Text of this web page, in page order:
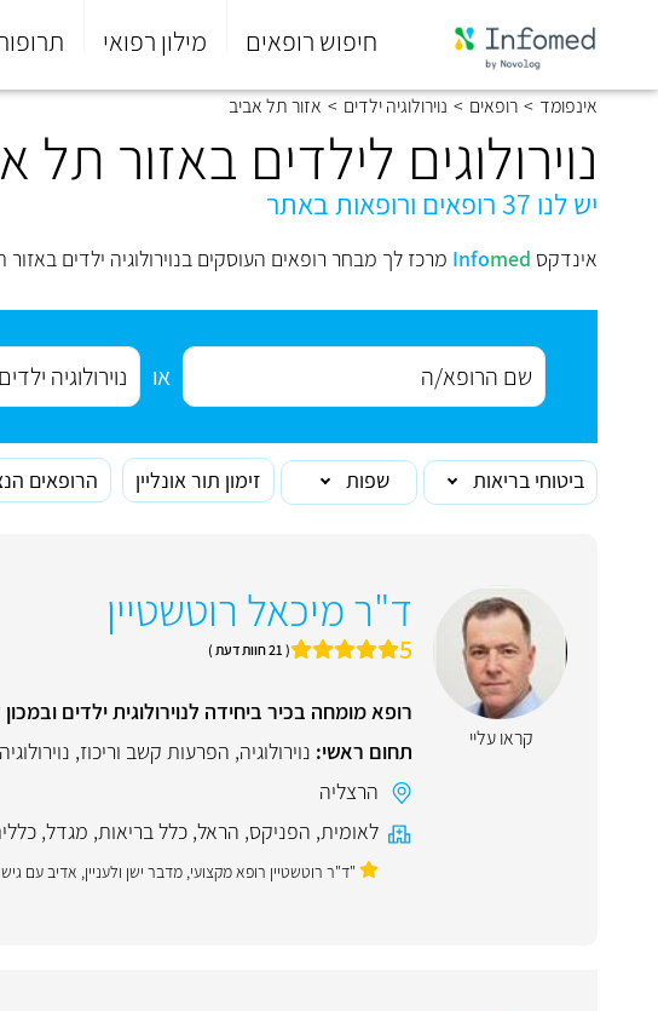
חיפוש רופאים מילון רפואי
סוף
התפריט
הראשי.
אינפומד > רופאים > נוירולוגיה ילדים > אזור תל אביב
נוירולוגים לילדים באזור תל
יש לנו 37 רופאים ורופאות באתר
אינדקס Infomed מרכז לך מבחר רופאים העוסקים בנוירולוגיה ילדים
או
ביטוחי בריאות שפות זימון תור אונליין הרופאים
קראו עליי
ד"ר מיכאל רוטשטיין
5 ( 21 חוות דעת )
רופא מומחה בכיר ביחידה לנוירולוגית ילדים
תחום ראשי: נוירולוגיה, הפרעות קשב וריכוז,
הרצליה
לאומית, הפניקס, הראל, כלל בריאות, מגדל,
"ד"ר רוטשטיין רופא מקצועי, מדבר ישן ולעניין, אדיב עם